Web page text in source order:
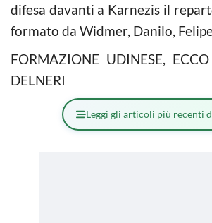
difesa davanti a Karnezis il
formato da Widmer, Danilo,
FORMAZIONE UDINESE,
DELNERI
Leggi gli articoli più recenti